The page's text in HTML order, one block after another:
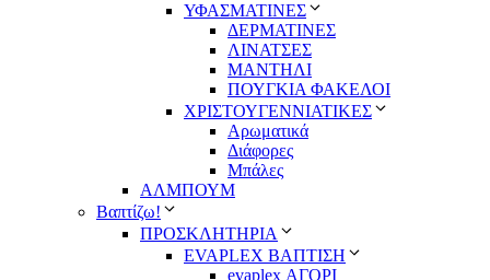
ΥΦΑΣΜΑΤΙΝΕΣ
ΔΕΡΜΑΤΙΝΕΣ
ΛΙΝΑΤΣΕΣ
ΜΑΝΤΗΛΙ
ΠΟΥΓΚΙΑ ΦΑΚΕΛΟΙ
ΧΡΙΣΤΟΥΓΕΝΝΙΑΤΙΚΕΣ
Αρωματικά
Διάφορες
Μπάλες
ΑΛΜΠΟΥΜ
Βαπτίζω!
ΠΡΟΣΚΛΗΤΗΡΙΑ
EVAPLEX ΒΑΠΤΙΣΗ
evaplex ΑΓΟΡΙ